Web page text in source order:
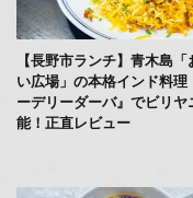
【長野市ランチ】青木島「
い広場」の本格インド料理
ーデリーダーバ』でビリヤ
能！正直レビュー